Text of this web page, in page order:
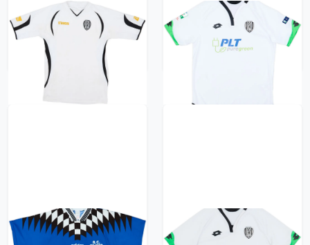
2008-09 Cesena Home
Shirt - 7/10 - (L)
470 kr / £53.99
2016-17 Cesena Home
Shirt - 8/10 - (L)
418 kr / £47.99
1994-95 Cesena
adidas Training Shirt -
2016-17 Cesena Home
Shirt - 8/10 - (L)